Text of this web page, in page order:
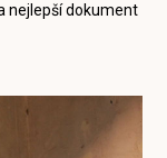
nejlepší dokument